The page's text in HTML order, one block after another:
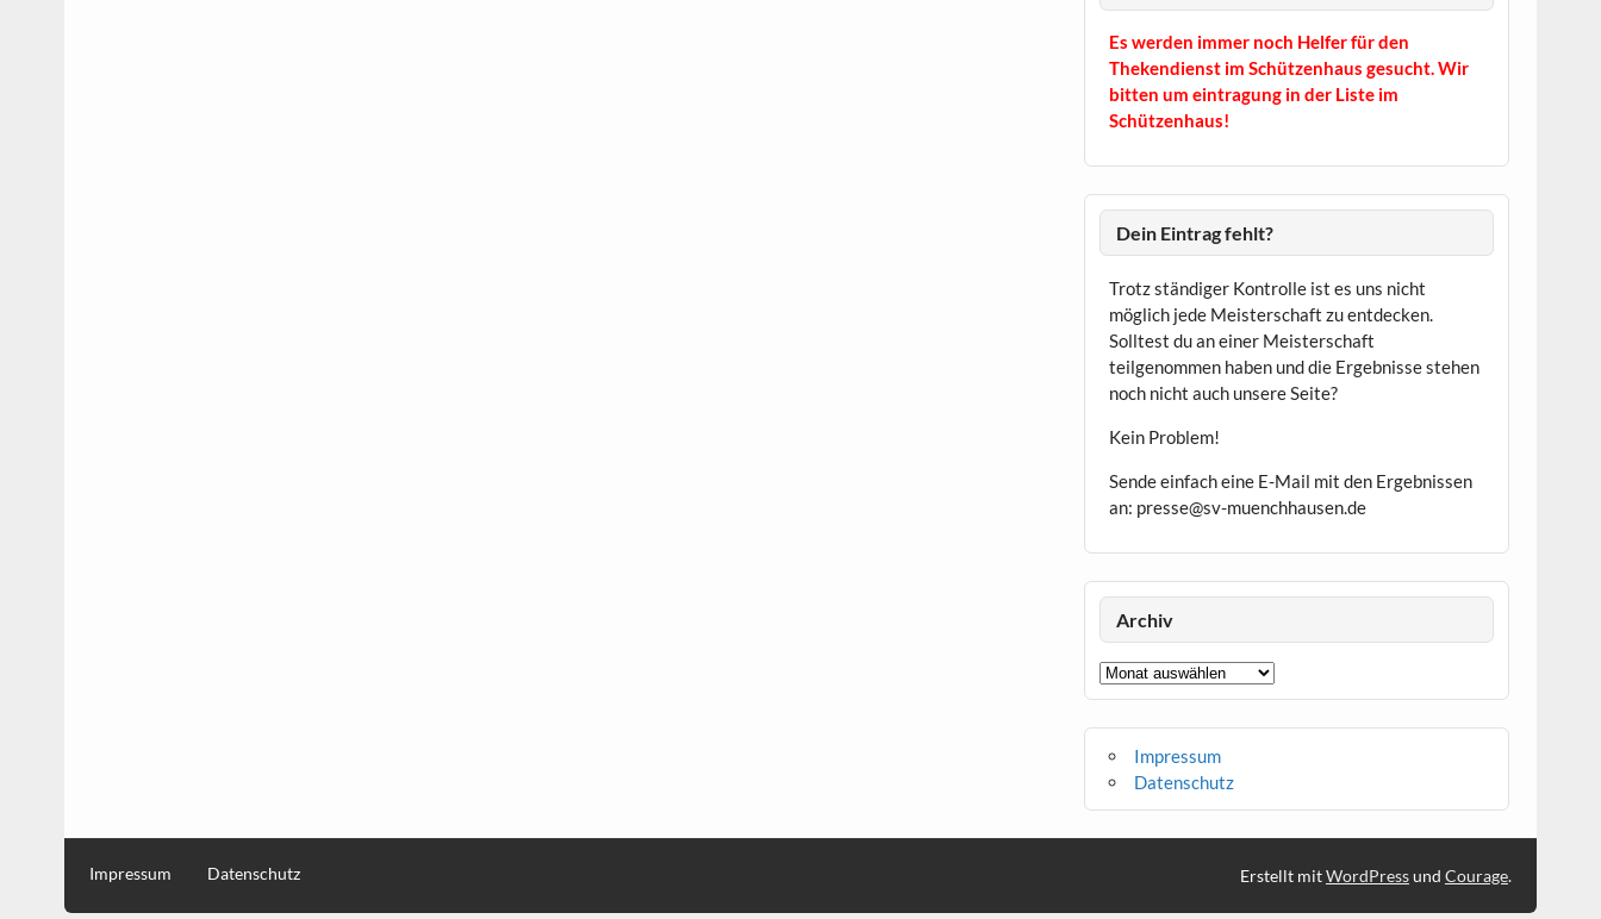
Es werden immer noch Helfer für den
Thekendienst im Schützenhaus gesucht. Wir
bitten um eintragung in der Liste im
Schützenhaus!
Dein Eintrag fehlt?
Trotz ständiger Kontrolle ist es uns nicht
möglich jede Meisterschaft zu entdecken.
Solltest du an einer Meisterschaft
teilgenommen haben und die Ergebnisse stehen
noch nicht auch unsere Seite?
Kein Problem!
Sende einfach eine E-Mail mit den Ergebnissen
an: presse@sv-muenchhausen.de
Archiv
Archiv
Impressum
Datenschutz
Impressum Datenschutz Erstellt mitWordPressund Courage.